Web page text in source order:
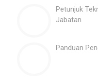
Petunjuk
Jabatan
Panduan